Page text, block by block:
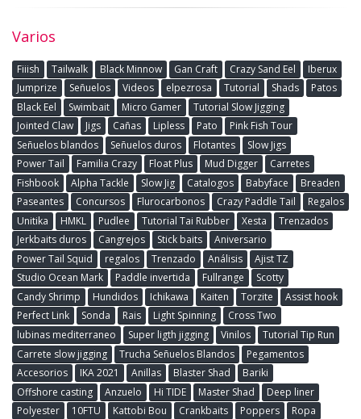
Varios
Fiiish Tailwalk Black Minnow Gan Craft Crazy Sand Eel
Iberux
Jumprize
Señuelos Videos elpezrosa Tutorial Shads
Patos
Black Eel
Swimbait Micro Gamer
Tutorial Slow Jigging
Jointed Claw
Jigs Cañas Lipless Pato
Pink Fish Tour
Señuelos blandos
Señuelos duros Flotantes
Slow Jigs
Power Tail
Familia Crazy Float Plus Mud Digger
Carretes
Fishbook
Alpha Tackle Slow Jig Catalogos Babyface
Breaden
Paseantes
Concursos Flurocarbonos Crazy Paddle Tail
Regalos
Unitika
HMKL Pudlee Tutorial Tai Rubber Xesta
Trenzados
Jerkbaits duros
Cangrejos Stick baits
Aniversario
Power Tail Squid
regalos Trenzado Análisis
Ajist TZ
Studio Ocean Mark
Paddle invertida Fullrange
Scotty
Candy Shrimp
Hundidos Ichikawa Kaiten Torzite
Assist hook
Perfect Link
Sonda Rais Light Spinning
Cross Two
lubinas mediterraneo
Super ligth jigging Vinilos
Tutorial Tip Run
Carrete slow jigging
Trucha Señuelos Blandos
Pegamentos
Accesorios
IKA 2021 Anillas Blaster Shad
Bariki
Offshore casting
Anzuelo Hi TIDE Master Shad
Deep liner
Polyester
10FTU Kattobi Bou Crankbaits Poppers
Ropa